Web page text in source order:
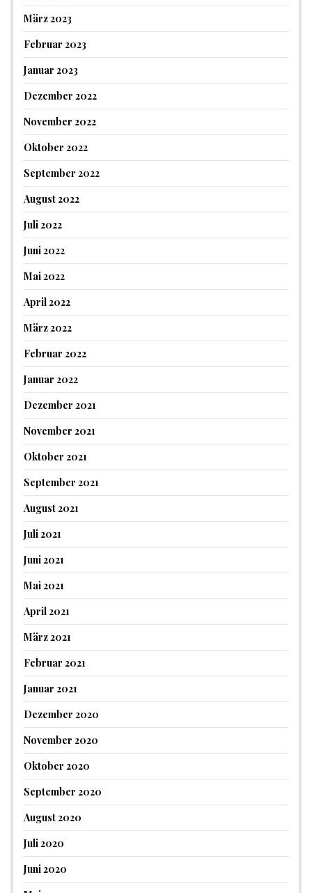
März 2023
Februar 2023
Januar 2023
Dezember 2022
November 2022
Oktober 2022
September 2022
August 2022
Juli 2022
Juni 2022
Mai 2022
April 2022
März 2022
Februar 2022
Januar 2022
Dezember 2021
November 2021
Oktober 2021
September 2021
August 2021
Juli 2021
Juni 2021
Mai 2021
April 2021
März 2021
Februar 2021
Januar 2021
Dezember 2020
November 2020
Oktober 2020
September 2020
August 2020
Juli 2020
Juni 2020